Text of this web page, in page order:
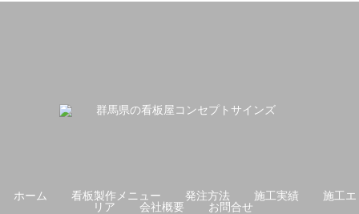
ホーム 看板製作メニュー 発注方法 施工実績
施工エ
リア
会社概要 お問合せ